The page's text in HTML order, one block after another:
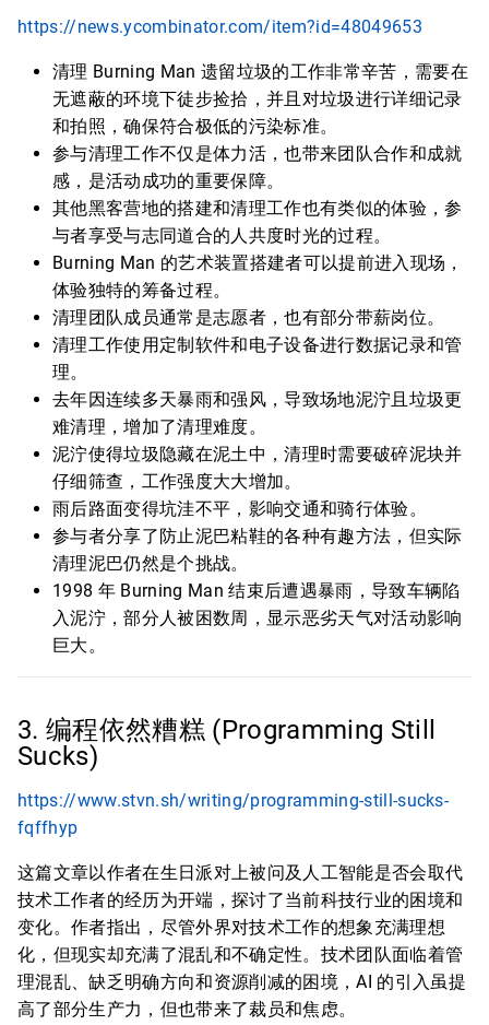
https://news.ycombinator.com/item?id=48049653
清理 Burning Man 遗留垃圾的工作非常辛苦，需要在
无遮蔽的环境下徒步捡拾，并且对垃圾进行详细记录
和拍照，确保符合极低的污染标准。
参与清理工作不仅是体力活，也带来团队合作和成就
感，是活动成功的重要保障。
其他黑客营地的搭建和清理工作也有类似的体验，参
与者享受与志同道合的人共度时光的过程。
Burning Man 的艺术装置搭建者可以提前进入现场，
体验独特的筹备过程。
清理团队成员通常是志愿者，也有部分带薪岗位。
清理工作使用定制软件和电子设备进行数据记录和管
理。
去年因连续多天暴雨和强风，导致场地泥泞且垃圾更
难清理，增加了清理难度。
泥泞使得垃圾隐藏在泥土中，清理时需要破碎泥块并
仔细筛查，工作强度大大增加。
雨后路面变得坑洼不平，影响交通和骑行体验。
参与者分享了防止泥巴粘鞋的各种有趣方法，但实际
清理泥巴仍然是个挑战。
1998 年 Burning Man 结束后遭遇暴雨，导致车辆陷
入泥泞，部分人被困数周，显示恶劣天气对活动影响
巨大。
3. 编程依然糟糕 (Programming Still
Sucks)
https://www.stvn.sh/writing/programming-still-sucks-
fqffhyp
这篇文章以作者在生日派对上被问及人工智能是否会取代
技术工作者的经历为开端，探讨了当前科技行业的困境和
变化。作者指出，尽管外界对技术工作的想象充满理想
化，但现实却充满了混乱和不确定性。技术团队面临着管
理混乱、缺乏明确方向和资源削减的困境，AI 的引入虽提
高了部分生产力，但也带来了裁员和焦虑。